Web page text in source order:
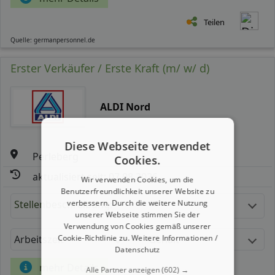
Teilen
Quelle: germanpersonnel.de
Erster Verkäufer / Erste Kraft (m/ w/ d)
ALDI Nord
Perleberg
aktualisiert seit: 07.08.2026
Stellenbeschreibung:
Arbeitszeit Gehalt
mehr Details
Diese Webseite verwendet
Cookies.
Wir verwenden Cookies, um die
Benutzerfreundlichkeit unserer Website zu
verbessern. Durch die weitere Nutzung
unserer Webseite stimmen Sie der
Verwendung von Cookies gemäß unserer
Cookie-Richtlinie zu.Weitere Informationen /
Datenschutz
Alle Partner anzeigen(602) →